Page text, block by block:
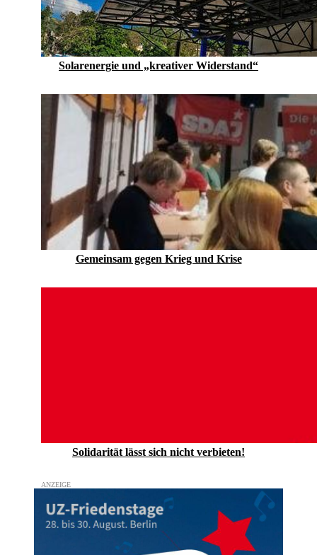
Solarenergie und „kreativer Widerstand“
Gemeinsam gegen Krieg und Krise
Solidarität lässt sich nicht verbieten!